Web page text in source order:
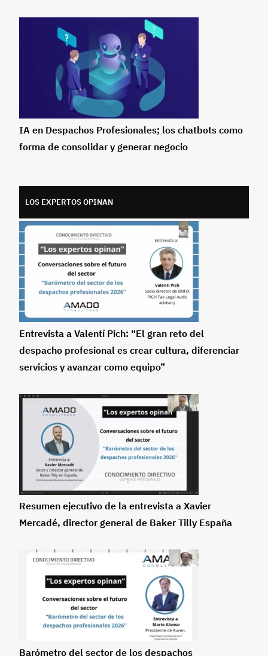
IA en Despachos Profesionales; los chatbots como
forma de consolidar y generar negocio
LOS EXPERTOS OPINAN
Entrevista a Valentí Pich: “El gran reto del
despacho profesional es crear cultura, diferenciar
servicios y avanzar como equipo”
Resumen ejecutivo de la entrevista a Xavier
Mercadé, director general de Baker Tilly España
Barómetro del sector de los despachos